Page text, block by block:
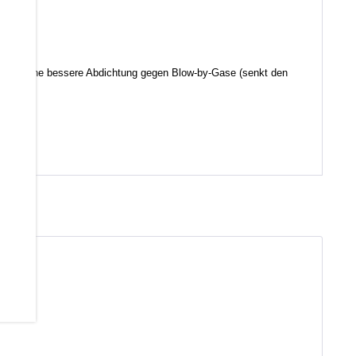
eine bessere Abdichtung gegen Blow-by-Gase (senkt den